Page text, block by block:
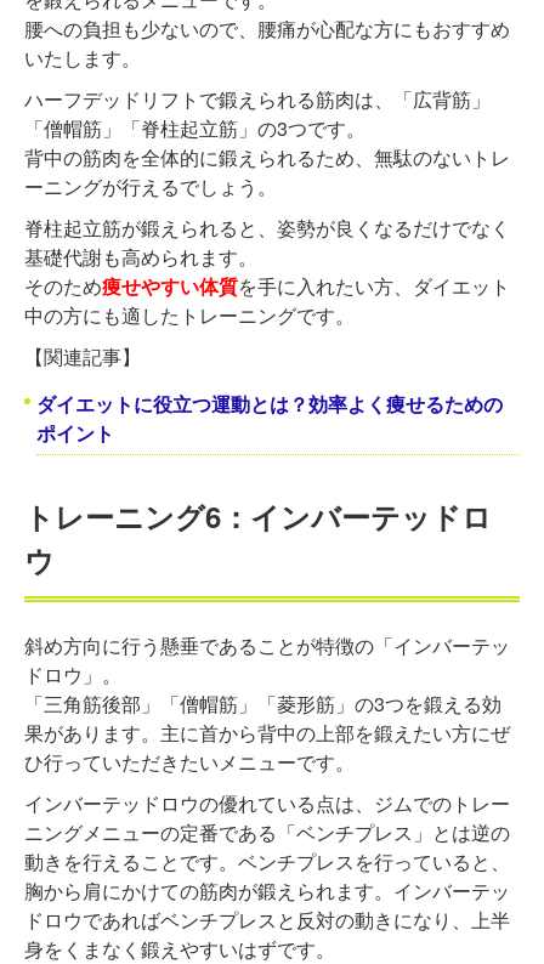
腰への負担も少ないので、腰痛が心配な方にもおすすめ
いたします。
ハーフデッドリフトで鍛えられる筋肉は、「広背筋」
「僧帽筋」「脊柱起立筋」の3つです。
背中の筋肉を全体的に鍛えられるため、無駄のないトレ
ーニングが行えるでしょう。
脊柱起立筋が鍛えられると、姿勢が良くなるだけでなく
基礎代謝も高められます。
そのため痩せやすい体質を手に入れたい方、ダイエット
中の方にも適したトレーニングです。
【関連記事】
ダイエットに役立つ運動とは？効率よく痩せるための
ポイント
トレーニング6：インバーテッドロ
ウ
斜め方向に行う懸垂であることが特徴の「インバーテッ
ドロウ」。
「三角筋後部」「僧帽筋」「菱形筋」の3つを鍛える効
果があります。主に首から背中の上部を鍛えたい方にぜ
ひ行っていただきたいメニューです。
インバーテッドロウの優れている点は、ジムでのトレー
ニングメニューの定番である「ベンチプレス」とは逆の
動きを行えることです。ベンチプレスを行っていると、
胸から肩にかけての筋肉が鍛えられます。インバーテッ
ドロウであればベンチプレスと反対の動きになり、上半
身をくまなく鍛えやすいはずです。